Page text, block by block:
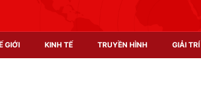
GIỚI KINH TẾ TRUYỀN HÌNH GIẢI TRÍ